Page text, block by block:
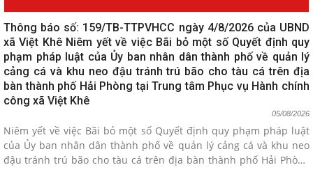
Thông báo số: 159/TB-TTPVHCC ngày 4/8/2026 của UBND
xã Việt Khê Niêm yết về việc Bãi bỏ một số Quyết định quy
phạm pháp luật của Ủy ban nhân dân thành phố về quản lý
cảng cá và khu neo đậu tránh trú bão cho tàu cá trên địa
bàn thành phố Hải Phòng tại Trung tâm Phục vụ Hành chính
công xã Việt Khê
05/08/2026
Niêm yết về việc Bãi bỏ một số Quyết định quy phạm pháp luật
của Ủy ban nhân dân thành phố về quản lý cảng cá và khu neo
đậu tránh trú bão cho tàu cá trên địa bàn thành phố Hải Phòng